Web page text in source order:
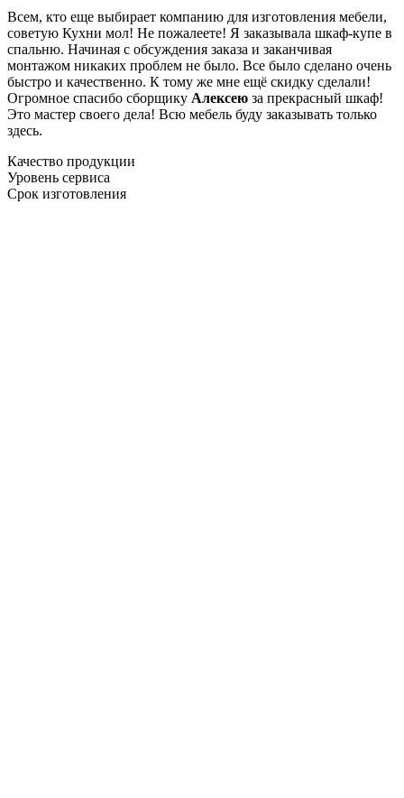
Всем, кто еще выбирает компанию для изготовления мебели,
советую Кухни мол! Не пожалеете! Я заказывала шкаф-купе в
спальню. Начиная с обсуждения заказа и заканчивая
монтажом никаких проблем не было. Все было сделано очень
быстро и качественно. К тому же мне ещё скидку сделали!
Огромное спасибо сборщику Алексею за прекрасный шкаф!
Это мастер своего дела! Всю мебель буду заказывать только
здесь.
Качество продукции
Уровень сервиса
Срок изготовления